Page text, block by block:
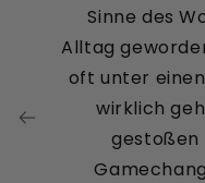
Sinne des
Alltag
oft unter
wirklich
gestoßen